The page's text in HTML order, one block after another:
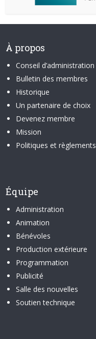
À propos
Conseil d’administration
Bulletin des membres
Historique
Un partenaire de choix
Devenez membre
Mission
Politiques et règlements
Équipe
Administration
Animation
Bénévoles
Production extérieure
Programmation
Publicité
Salle des nouvelles
Soutien technique